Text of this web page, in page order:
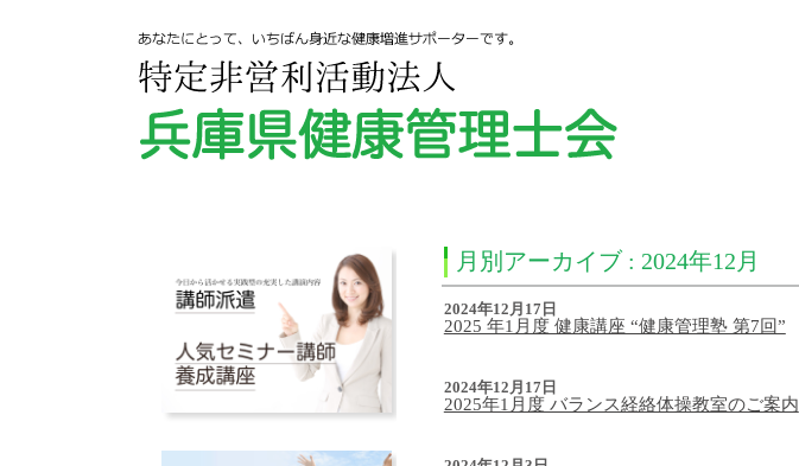
月別アーカイブ : 2024年12月
2024年12月17日
2025 年1月度 健康講座 “健康管理塾 第7回”
2024年12月17日
2025年1月度 バランス経絡体操教室のご案内